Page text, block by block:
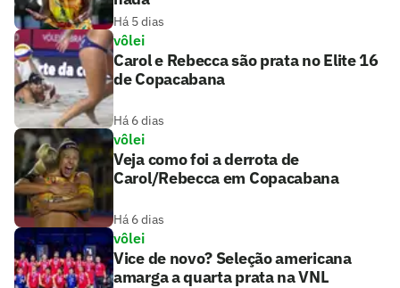
Há 5 dias
vôlei
Carol e Rebecca são prata no Elite 16
de Copacabana
Há 6 dias
vôlei
Veja como foi a derrota de
Carol/Rebecca em Copacabana
Há 6 dias
vôlei
Vice de novo? Seleção americana
amarga a quarta prata na VNL